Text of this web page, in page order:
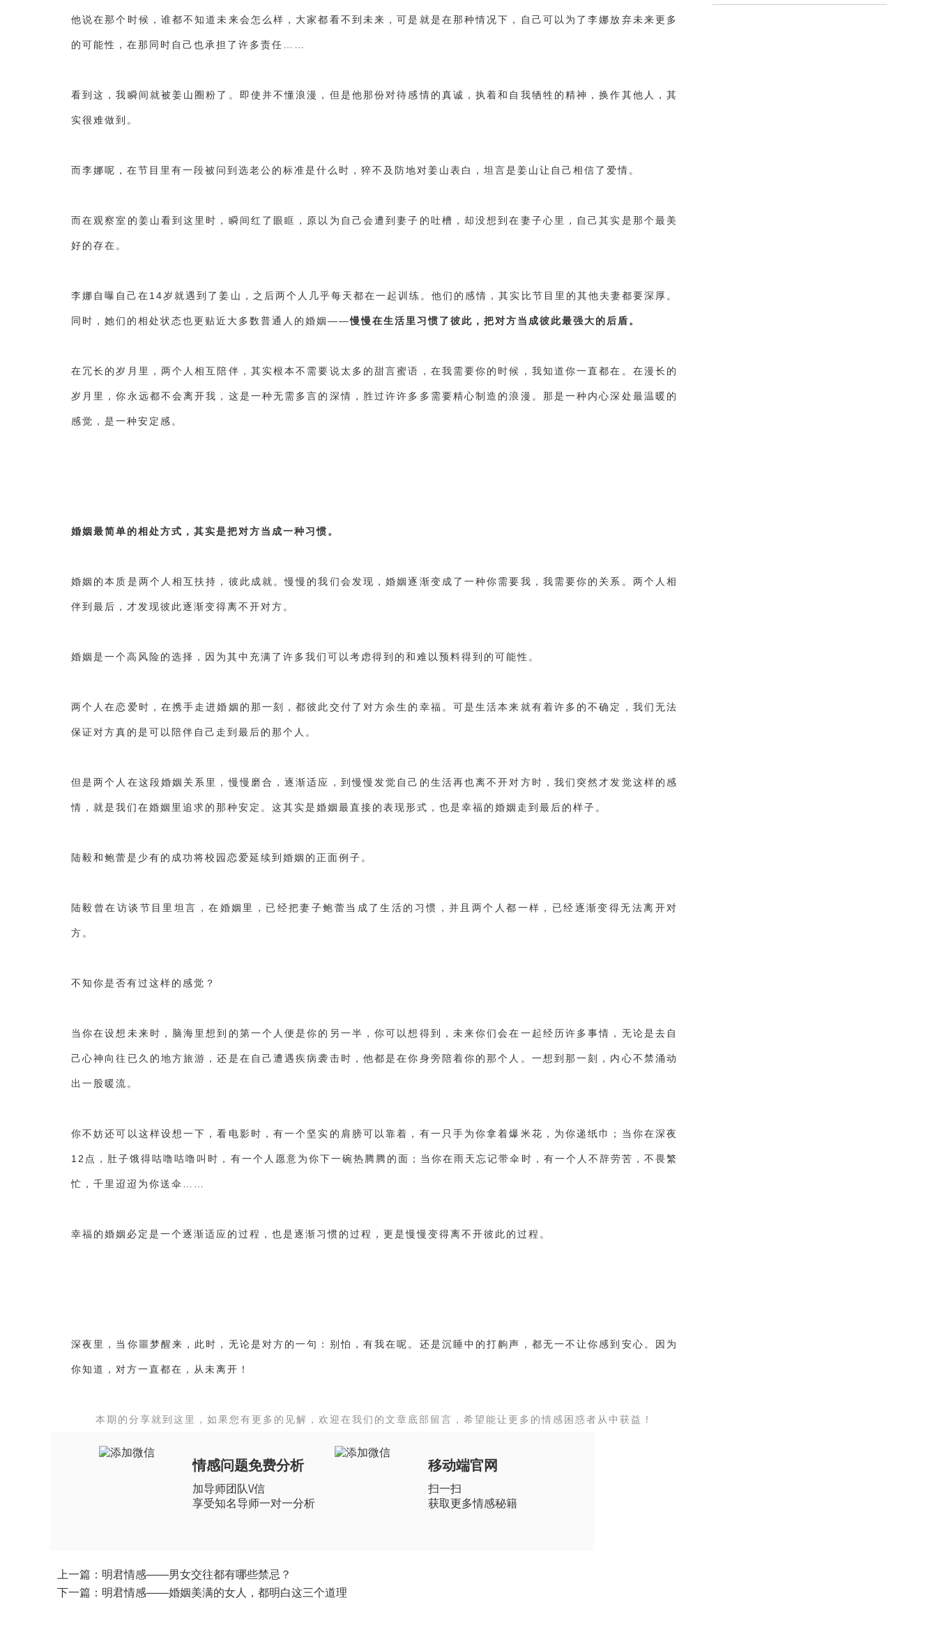
他说在那个时候，谁都不知道未来会怎么样，大家都看不到未来，可是就是在那种情况下，自己可以为了李娜放弃未来更多
的可能性，在那同时自己也承担了许多责任……
看到这，我瞬间就被姜山圈粉了。即使并不懂浪漫，但是他那份对待感情的真诚，执着和自我牺牲的精神，换作其他人，其
实很难做到。
而李娜呢，在节目里有一段被问到选老公的标准是什么时，猝不及防地对姜山表白，坦言是姜山让自己相信了爱情。
而在观察室的姜山看到这里时，瞬间红了眼眶，原以为自己会遭到妻子的吐槽，却没想到在妻子心里，自己其实是那个最美
好的存在。
李娜自曝自己在14岁就遇到了姜山，之后两个人几乎每天都在一起训练。他们的感情，其实比节目里的其他夫妻都要深厚。
同时，她们的相处状态也更贴近大多数普通人的婚姻——慢慢在生活里习惯了彼此，把对方当成彼此最强大的后盾。
在冗长的岁月里，两个人相互陪伴，其实根本不需要说太多的甜言蜜语，在我需要你的时候，我知道你一直都在。在漫长的
岁月里，你永远都不会离开我，这是一种无需多言的深情，胜过许许多多需要精心制造的浪漫。那是一种内心深处最温暖的
感觉，是一种安定感。
婚姻最简单的相处方式，其实是把对方当成一种习惯。
婚姻的本质是两个人相互扶持，彼此成就。慢慢的我们会发现，婚姻逐渐变成了一种你需要我，我需要你的关系。两个人相
伴到最后，才发现彼此逐渐变得离不开对方。
婚姻是一个高风险的选择，因为其中充满了许多我们可以考虑得到的和难以预料得到的可能性。
两个人在恋爱时，在携手走进婚姻的那一刻，都彼此交付了对方余生的幸福。可是生活本来就有着许多的不确定，我们无法
保证对方真的是可以陪伴自己走到最后的那个人。
但是两个人在这段婚姻关系里，慢慢磨合，逐渐适应，到慢慢发觉自己的生活再也离不开对方时，我们突然才发觉这样的感
情，就是我们在婚姻里追求的那种安定。这其实是婚姻最直接的表现形式，也是幸福的婚姻走到最后的样子。
陆毅和鲍蕾是少有的成功将校园恋爱延续到婚姻的正面例子。
陆毅曾在访谈节目里坦言，在婚姻里，已经把妻子鲍蕾当成了生活的习惯，并且两个人都一样，已经逐渐变得无法离开对
方。
不知你是否有过这样的感觉？
当你在设想未来时，脑海里想到的第一个人便是你的另一半，你可以想得到，未来你们会在一起经历许多事情，无论是去自
己心神向往已久的地方旅游，还是在自己遭遇疾病袭击时，他都是在你身旁陪着你的那个人。一想到那一刻，内心不禁涌动
出一股暖流。
你不妨还可以这样设想一下，看电影时，有一个坚实的肩膀可以靠着，有一只手为你拿着爆米花，为你递纸巾；当你在深夜
12点，肚子饿得咕噜咕噜叫时，有一个人愿意为你下一碗热腾腾的面；当你在雨天忘记带伞时，有一个人不辞劳苦，不畏繁
忙，千里迢迢为你送伞……
幸福的婚姻必定是一个逐渐适应的过程，也是逐渐习惯的过程，更是慢慢变得离不开彼此的过程。
深夜里，当你噩梦醒来，此时，无论是对方的一句：别怕，有我在呢。还是沉睡中的打齁声，都无一不让你感到安心。因为
你知道，对方一直都在，从未离开！
本期的分享就到这里，如果您有更多的见解，欢迎在我们的文章底部留言，希望能让更多的情感困惑者从中获益！
情感问题免费分析
加导师团队\/信
享受知名导师一对一分析
移动端官网
扫一扫
获取更多情感秘籍
上一篇：明君情感——男女交往都有哪些禁忌？
下一篇：明君情感——婚姻美满的女人，都明白这三个道理